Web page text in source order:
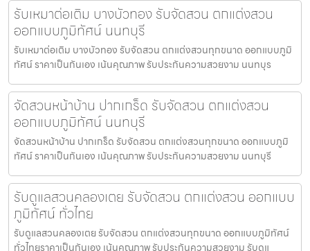
รับเหมาต่อเติม บางบัวทอง รับจัดสวน ตกแต่งสวน
ออกแบบภูมิทัศน์ นนทบุรี
รับเหมาต่อเติม บางบัวทอง รับจัดสวน ตกแต่งสวนทุกขนาด ออกแบบภูมิ
ทัศน์ ราคาเป็นกันเอง เน้นคุณภาพ รับประกันความสวยงาม นนทบุร
จัดสวนหน้าบ้าน ปากเกร็ด รับจัดสวน ตกแต่งสวน
ออกแบบภูมิทัศน์ นนทบุรี
จัดสวนหน้าบ้าน ปากเกร็ด รับจัดสวน ตกแต่งสวนทุกขนาด ออกแบบภูมิ
ทัศน์ ราคาเป็นกันเอง เน้นคุณภาพ รับประกันความสวยงาม นนทบุรี
รับดูแลสวนคลองเตย รับจัดสวน ตกแต่งสวน ออกแบบ
ภูมิทัศน์ ทั่วไทย
รับดูแลสวนคลองเตย รับจัดสวน ตกแต่งสวนทุกขนาด ออกแบบภูมิทัศน์
ทั่วไทยราคาเป็นกันเอง เน้นคุณภาพ รับประกันความสวยงาม รับดูแ